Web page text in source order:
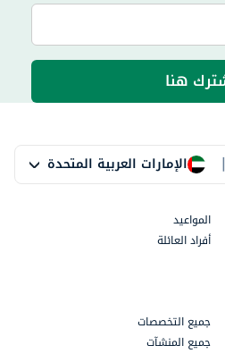
هنا
الإمارات العربية المتحدة |
المواعيد
أفراد العائلة
جميع التخصصات
جميع المنشآت